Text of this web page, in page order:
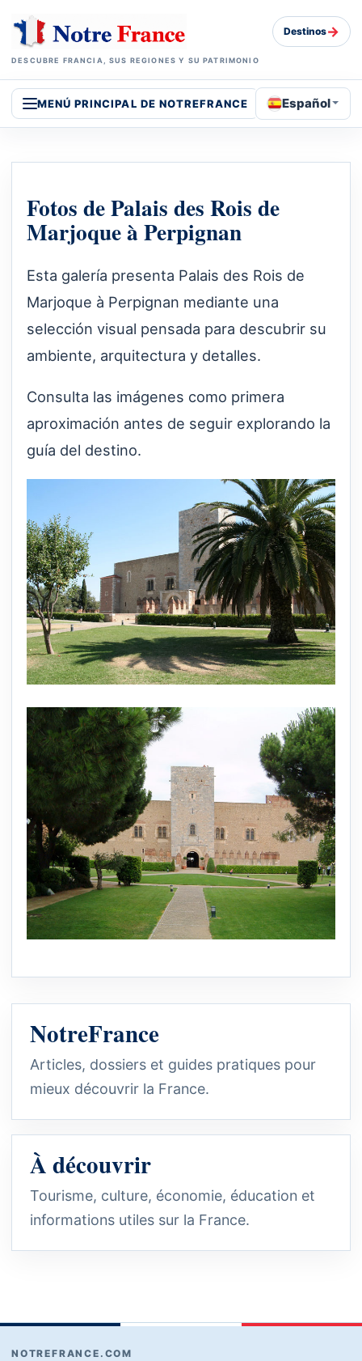
DESCUBRE FRANCIA, SUS REGIONES Y SU PATRIMONIO
Destinos→
MENÚ PRINCIPAL DE NOTREFRANCE Español
Fotos de Palais des Rois de
Marjoque à Perpignan
Esta galería presenta Palais des Rois de
Marjoque à Perpignan mediante una
selección visual pensada para descubrir su
ambiente, arquitectura y detalles.
Consulta las imágenes como primera
aproximación antes de seguir explorando la
guía del destino.
NotreFrance
Articles, dossiers et guides pratiques pour
mieux découvrir la France.
À découvrir
Tourisme, culture, économie, éducation et
informations utiles sur la France.
NOTREFRANCE.COM